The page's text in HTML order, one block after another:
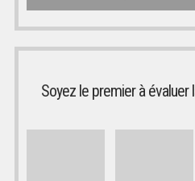
Soyez le premier à